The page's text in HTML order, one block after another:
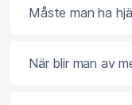
Måste man ha
När blir man av